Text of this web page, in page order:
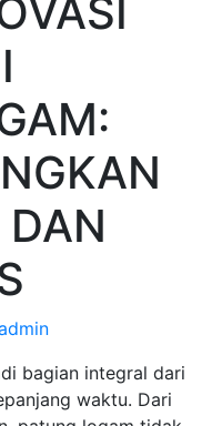
bagian integral dari
waktu. Dari